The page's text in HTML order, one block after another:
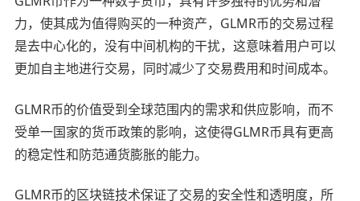
力，使其成为值得购买的一种资产，GLMR币的交易过程
是去中心化的，没有中间机构的干扰，这意味着用户可以
更加自主地进行交易，同时减少了交易费用和时间成本。
GLMR币的价值受到全球范围内的需求和供应影响，而不
受单一国家的货币政策的影响，这使得GLMR币具有更高
的稳定性和防范通货膨胀的能力。
GLMR币的区块链技术保证了交易的安全性和透明度，所